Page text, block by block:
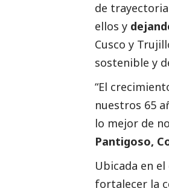
de
ellos y
Cusco y
sostenible y
“El
nuestros 65
lo mejor de
Pantigoso,
Ubicada en
fortalecer la